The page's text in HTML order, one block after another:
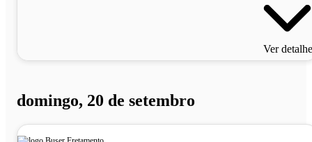
Ver
domingo, 20 de setembro